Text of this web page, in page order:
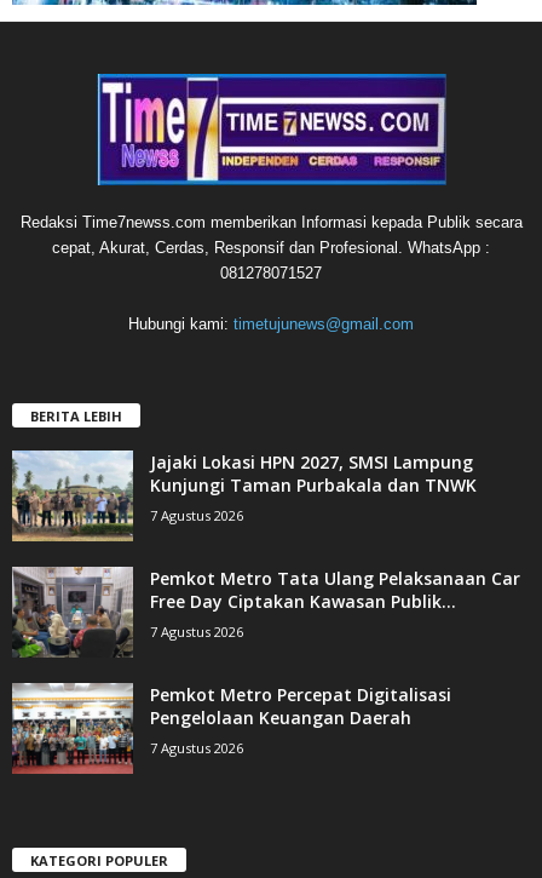
Redaksi Time7newss.com memberikan Informasi kepada Publik secara
cepat, Akurat, Cerdas, Responsif dan Profesional. WhatsApp :
081278071527
Hubungi kami: timetujunews@gmail.com
BERITA LEBIH
Jajaki Lokasi HPN 2027, SMSI Lampung
Kunjungi Taman Purbakala dan TNWK
7 Agustus 2026
Pemkot Metro Tata Ulang Pelaksanaan Car
Free Day Ciptakan Kawasan Publik...
7 Agustus 2026
Pemkot Metro Percepat Digitalisasi
Pengelolaan Keuangan Daerah
7 Agustus 2026
KATEGORI POPULER